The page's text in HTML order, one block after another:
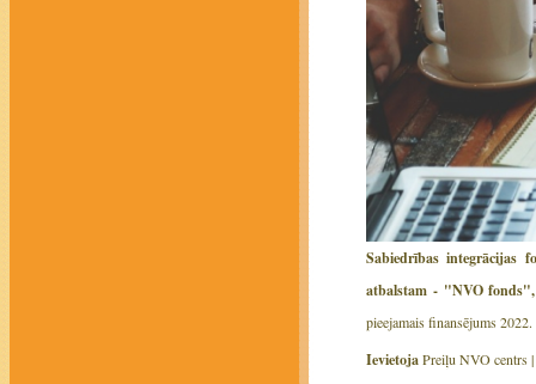
Sabiedrības integrācijas
atbalstam - "NVO fonds",
pieejamais finansējums
IevietojaPreiļu NVO centrs |